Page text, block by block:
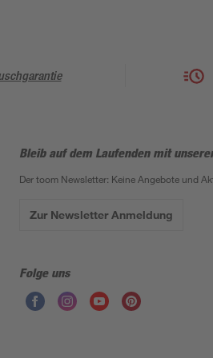
Bleib auf dem Laufenden mit
Der toom Newsletter: Keine Angebote und
Zur Newsletter Anmeldung
Folge uns